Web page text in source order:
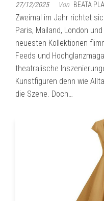
27/12/2025 Von BEATA
Zweimal im Jahr richtet
Paris, Mailand, London
neuesten Kollektionen
Feeds und
theatralische
Kunstfiguren denn wie
die Szene. Doch…